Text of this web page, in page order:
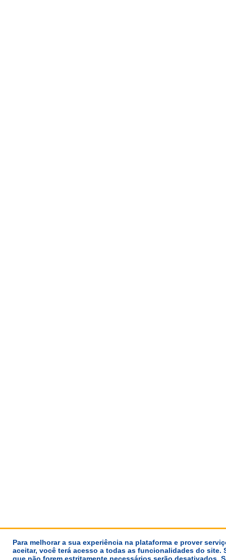
Para melhorar a sua experiência na plataforma e prover
aceitar, você terá acesso a todas as funcionalidades do site.
que não forem estritamente necessários serão desativados.